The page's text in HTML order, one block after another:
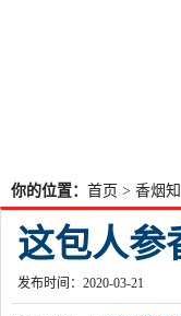
你的位置： 首页 > 香烟
这包人参
发布时间：2020-03-21